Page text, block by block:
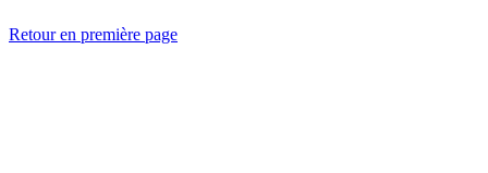
Retour en première page